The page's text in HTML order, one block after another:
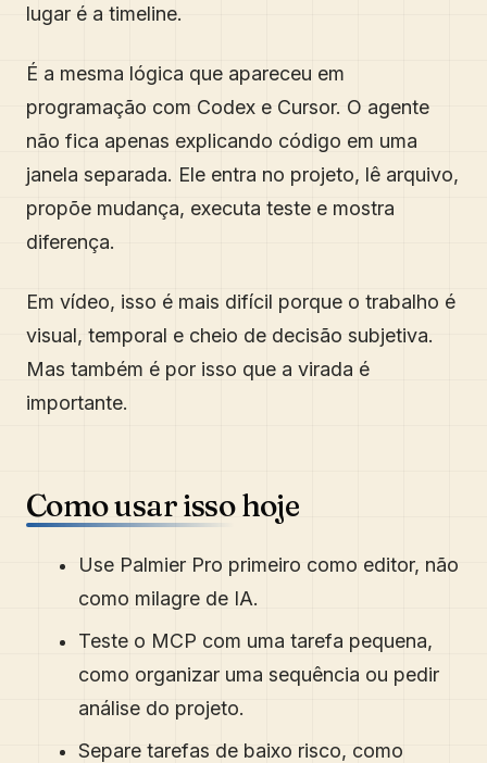
lugar é a timeline.
É a mesma lógica que apareceu em
programação com Codex e Cursor. O agente
não fica apenas explicando código em uma
janela separada. Ele entra no projeto, lê arquivo,
propõe mudança, executa teste e mostra
diferença.
Em vídeo, isso é mais difícil porque o trabalho é
visual, temporal e cheio de decisão subjetiva.
Mas também é por isso que a virada é
importante.
Como usar isso hoje
Use Palmier Pro primeiro como editor, não
como milagre de IA.
Teste o MCP com uma tarefa pequena,
como organizar uma sequência ou pedir
análise do projeto.
Separe tarefas de baixo risco, como